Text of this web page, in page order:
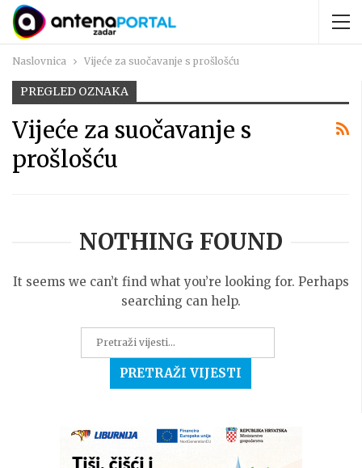
Naslovnica Vijeće za suočavanje s prošlošću
PREGLED OZNAKA
Vijeće za suočavanje s
prošlošću
NOTHING FOUND
It seems we can’t find what you’re looking for. Perhaps
searching can help.